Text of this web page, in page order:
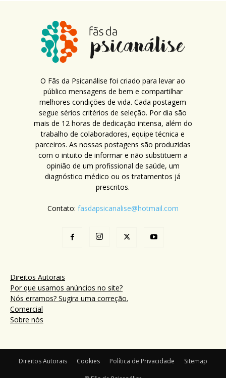
O Fãs da Psicanálise foi criado para levar ao
público mensagens de bem e compartilhar
melhores condições de vida. Cada postagem
segue sérios critérios de seleção. Por dia são
mais de 12 horas de dedicação intensa, além do
trabalho de colaboradores, equipe técnica e
parceiros. As nossas postagens são produzidas
com o intuito de informar e não substituem a
opinião de um profissional de saúde, um
diagnóstico médico ou os tratamentos já
prescritos.
Contato: fasdapsicanalise@hotmail.com
Direitos Autorais
Por que usamos anúncios no site?
Nós erramos? Sugira uma correção.
Comercial
Sobre nós
Direitos Autorais Cookies Política de Privacidade Sitemap